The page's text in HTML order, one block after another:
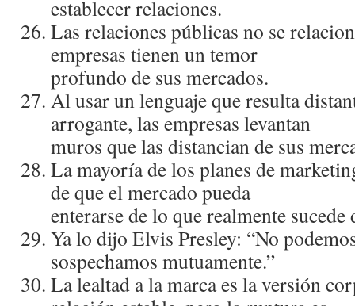
establecer relaciones.
Las relaciones públicas no se
empresas tienen un temor
profundo de sus mercados.
Al usar un lenguaje que resulta
arrogante, las empresas levantan
muros que las distancian de sus
La mayorí­a de los planes de
de que el mercado pueda
enterarse de lo que realmente
Ya lo dijo Elvis Presley: “No
sospechamos mutuamente.”
La lealtad a la marca es la versión